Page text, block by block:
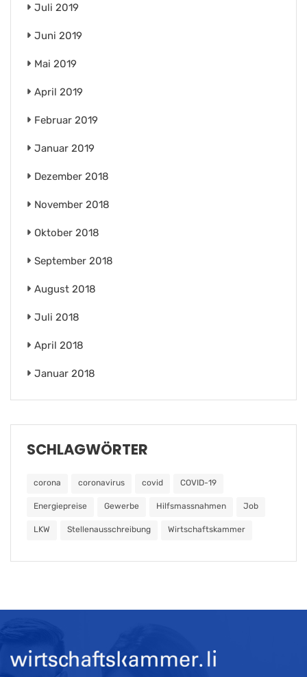
Juli 2019
Juni 2019
Mai 2019
April 2019
Februar 2019
Januar 2019
Dezember 2018
November 2018
Oktober 2018
September 2018
August 2018
Juli 2018
April 2018
Januar 2018
SCHLAGWÖRTER
corona coronavirus covid COVID-19
Energiepreise Gewerbe Hilfsmassnahmen Job
LKW Stellenausschreibung Wirtschaftskammer